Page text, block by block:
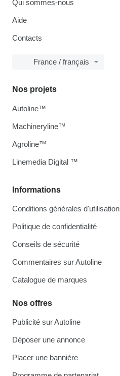
Qui sommes-nous
Aide
Contacts
France / français
Informations
Conditions générales d'utilisation
Politique de confidentialité
Conseils de sécurité
Commentaires sur Autoline
Catalogue de marques
Nos offres
Publicité sur Autoline
Déposer une annonce
Placer une bannière
Nos projets
Autoline™
Machineryline™
Agroline™
Linemedia Digital ™